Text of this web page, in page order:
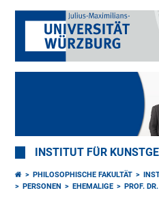
INSTITUT FÜR
PHILOSOPHISCHE FAKULTÄT
PERSONEN
EHEMALIGE PROF.